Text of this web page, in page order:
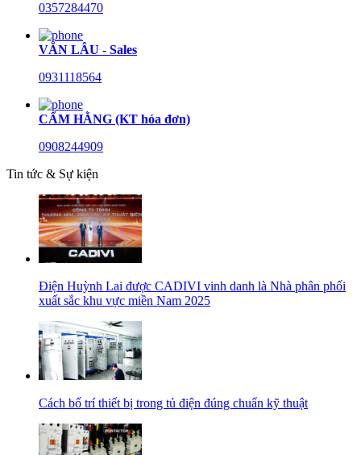
0357284470
VĂN LÂU - Sales
0931118564
CẨM HẰNG (KT hóa đơn)
0908244909
Tin tức & Sự kiện
Điện Huỳnh Lai được CADIVI vinh danh là Nhà phân phối
xuất sắc khu vực miền Nam 2025
Cách bố trí thiết bị trong tủ điện đúng chuẩn kỹ thuật